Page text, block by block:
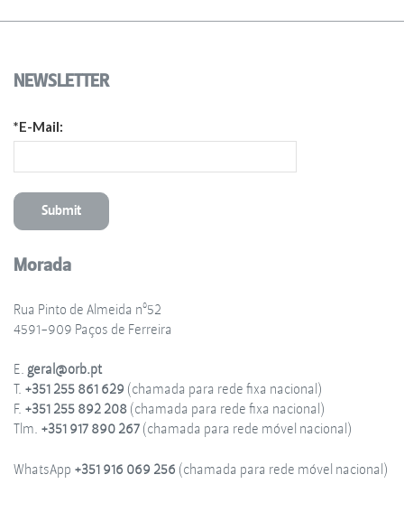
NEWSLETTER
*E-Mail:
Morada
Rua Pinto de Almeida nº52
4591-909 Paços de Ferreira
E. geral@orb.pt
T. +351 255 861 629 (chamada para rede fixa nacional)
F. +351 255 892 208(chamada para rede fixa nacional)
Tlm. +351 917 890 267(chamada para rede móvel nacional)
WhatsApp +351 916 069 256 (chamada para rede móvel nacional)